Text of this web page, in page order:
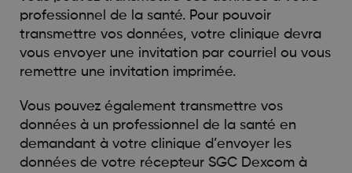
professionnel de la santé. Pour pouvoir
transmettre vos données, votre clinique devra
vous envoyer une invitation par courriel ou vous
remettre une invitation imprimée.
Vous pouvez également transmettre vos
données à un professionnel de la santé en
demandant à votre clinique d’envoyer les
données de votre récepteur SGC Dexcom à